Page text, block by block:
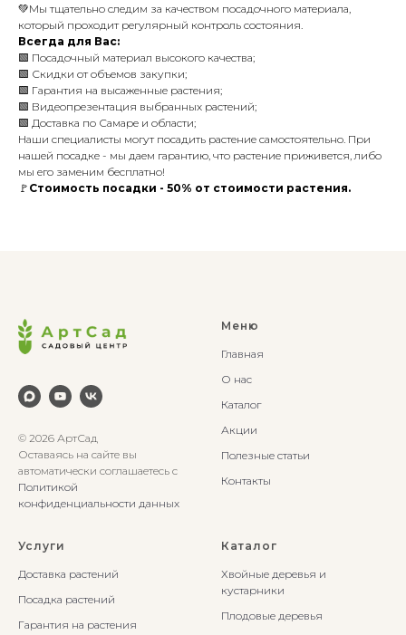
💚Мы тщательно следим за качеством посадочного материала,
который проходит регулярный контроль состояния.
Всегда для Вас:
🟩 Посадочный материал высокого качества;
🟩 Скидки от объемов закупки;
🟩 Гарантия на высаженные растения;
🟩 Видеопрезентация выбранных растений;
🟩 Доставка по Самаре и области;
Наши специалисты могут посадить растение самостоятельно. При
нашей посадке - мы даем гарантию, что растение приживется, либо
мы его заменим бесплатно!
🚩 Стоимость посадки - 50% от стоимости растения.
© 2026 АртСад
Оставаясь на сайте вы
автоматически соглашаетесь с
Политикой
конфиденциальности данных
Меню
Главная
О нас
Каталог
Акции
Полезные статьи
Контакты
Услуги
Доставка растений
Посадка растений
Гарантия на растения
Каталог
Хвойные деревья и
кустарники
Плодовые деревья